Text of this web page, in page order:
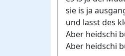
sie is ja
und lasst des
Aber heidschi
Aber heidschi